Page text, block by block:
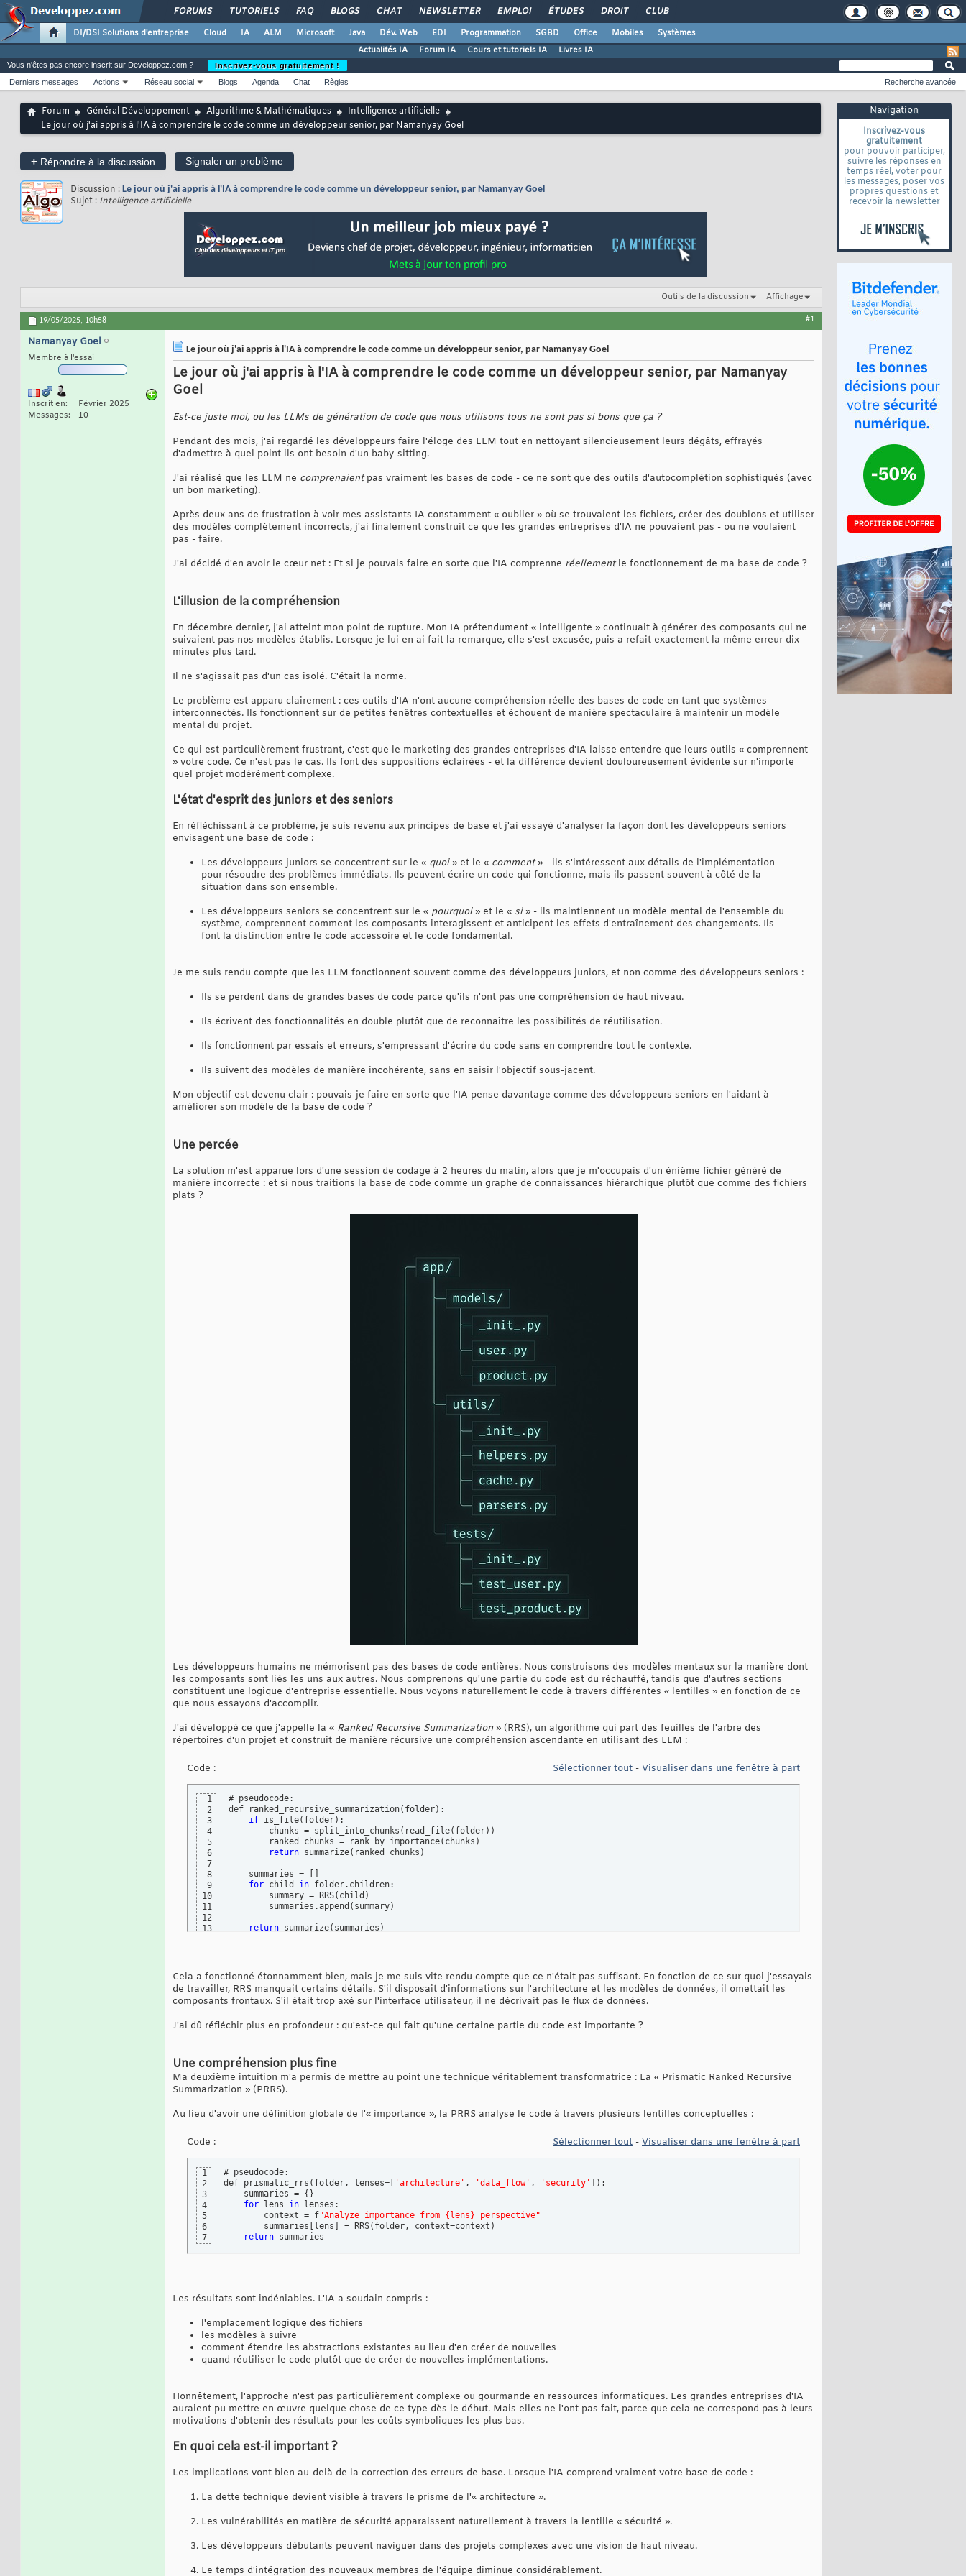
FORUMS TUTORIELS FAQ BLOGS CHAT NEWSLETTER EMPLOI ÉTUDES DROIT CLUB
DI/DSI Solutions d'entreprise Cloud IA ALM Microsoft Java Dév. Web EDI Programmation SGBD Office Mobiles
Systèmes
Actualités IA
Forum IA Cours et tutoriels IA Livres IA
Navigation
Inscrivez-vous
gratuitement
pour pouvoir participer,
suivre les réponses en
temps réel, voter pour
les messages, poser vos
propres questions et
recevoir la newsletter
Vous n'êtes pas encore inscrit sur Developpez.com ?
Inscrivez-vous gratuitement !
Derniers messages
Actions Réseau social Blogs Agenda Chat Règles Recherche avancée
Forum Général Développement Algorithme & Mathématiques
Intelligence artificielle
Le jour où j'ai appris à l'IA à comprendre le code comme un développeur senior, par Namanyay Goel
+ Répondre à la discussion Signaler un problème
Discussion : Le jour où j'ai appris à l'IA à comprendre le code comme un développeur senior, par Namanyay Goel
Sujet : Intelligence artificielle
Outils de la discussion Affichage
19/05/2025, 10h58 #1
Namanyay Goel
Membre à l'essai
Inscrit en
Février 2025
Messages
10
Le jour où j'ai appris à l'IA à comprendre le code comme un développeur senior, par Namanyay Goel
Le jour où j'ai appris à l'IA à comprendre le code comme un développeur senior, par Namanyay
Goel
Est-ce juste moi, ou les LLMs de génération de code que nous utilisons tous ne sont pas si bons que ça ?
Pendant des mois, j'ai regardé les développeurs faire l'éloge des LLM tout en nettoyant silencieusement leurs dégâts, effrayés
d'admettre à quel point ils ont besoin d'un baby-sitting.
J'ai réalisé que les LLM ne comprenaientpas vraiment les bases de code - ce ne sont que des outils d'autocomplétion sophistiqués (avec
un bon marketing).
Après deux ans de frustration à voir mes assistants IA constamment « oublier » où se trouvaient les fichiers, créer des doublons et utiliser
des modèles complètement incorrects, j'ai finalement construit ce que les grandes entreprises d'IA ne pouvaient pas - ou ne voulaient
pas - faire.
J'ai décidé d'en avoir le cœur net : Et si je pouvais faire en sorte que l'IA comprenne réellementle fonctionnement de ma base de code ?
L'illusion de la compréhension
En décembre dernier, j'ai atteint mon point de rupture. Mon IA prétendument « intelligente » continuait à générer des composants qui ne
suivaient pas nos modèles établis. Lorsque je lui en ai fait la remarque, elle s'est excusée, puis a refait exactement la même erreur dix
minutes plus tard.
Il ne s'agissait pas d'un cas isolé. C'était la norme.
Le problème est apparu clairement : ces outils d'IA n'ont aucune compréhension réelle des bases de code en tant que systèmes
interconnectés. Ils fonctionnent sur de petites fenêtres contextuelles et échouent de manière spectaculaire à maintenir un modèle
mental du projet.
Ce qui est particulièrement frustrant, c'est que le marketing des grandes entreprises d'IA laisse entendre que leurs outils « comprennent
» votre code. Ce n'est pas le cas. Ils font des suppositions éclairées - et la différence devient douloureusement évidente sur n'importe
quel projet modérément complexe.
L'état d'esprit des juniors et des seniors
En réfléchissant à ce problème, je suis revenu aux principes de base et j'ai essayé d'analyser la façon dont les développeurs seniors
envisagent une base de code :
Les développeurs juniors se concentrent sur le « quoi» et le « comment» - ils s'intéressent aux détails de l'implémentation
pour résoudre des problèmes immédiats. Ils peuvent écrire un code qui fonctionne, mais ils passent souvent à côté de la
situation dans son ensemble.
Les développeurs seniors se concentrent sur le « pourquoi» et le « si» - ils maintiennent un modèle mental de l'ensemble du
système, comprennent comment les composants interagissent et anticipent les effets d'entraînement des changements. Ils
font la distinction entre le code accessoire et le code fondamental.
Je me suis rendu compte que les LLM fonctionnent souvent comme des développeurs juniors, et non comme des développeurs seniors :
Ils se perdent dans de grandes bases de code parce qu'ils n'ont pas une compréhension de haut niveau.
Ils écrivent des fonctionnalités en double plutôt que de reconnaître les possibilités de réutilisation.
Ils fonctionnent par essais et erreurs, s'empressant d'écrire du code sans en comprendre tout le contexte.
Ils suivent des modèles de manière incohérente, sans en saisir l'objectif sous-jacent.
Mon objectif est devenu clair : pouvais-je faire en sorte que l'IA pense davantage comme des développeurs seniors en l'aidant à
améliorer son modèle de la base de code ?
Une percée
La solution m'est apparue lors d'une session de codage à 2 heures du matin, alors que je m'occupais d'un énième fichier généré de
manière incorrecte : et si nous traitions la base de code comme un graphe de connaissances hiérarchique plutôt que comme des fichiers
plats ?
Les développeurs humains ne mémorisent pas des bases de code entières. Nous construisons des modèles mentaux sur la manière dont
les composants sont liés les uns aux autres. Nous comprenons qu'une partie du code est du réchauffé, tandis que d'autres sections
constituent une logique d'entreprise essentielle. Nous voyons naturellement le code à travers différentes « lentilles » en fonction de ce
que nous essayons d'accomplir.
J'ai développé ce que j'appelle la « Ranked Recursive Summarization» (RRS), un algorithme qui part des feuilles de l'arbre des
répertoires d'un projet et construit de manière récursive une compréhension ascendante en utilisant des LLM :
Code : Sélectionner tout - Visualiser dans une fenêtre à part
1
2
3
4
5
6
7
8
9
10
11
12
13
# pseudocode:
def ranked_recursive_summarization( folder) :
if is_file( folder) :
        chunks = split_into_chunks
( read_file( folder) )
        ranked_chunks = rank_by_importance
( chunks )
return summarize( ranked_chunks )
    summaries =
for child in folder.children:
        summary = RRS
( child )
        summaries.append
( summary)
return summarize( summaries )
Cela a fonctionné étonnamment bien, mais je me suis vite rendu compte que ce n'était pas suffisant. En fonction de ce sur quoi j'essayais
de travailler, RRS manquait certains détails. S'il disposait d'informations sur l'architecture et les modèles de données, il omettait les
composants frontaux. S'il était trop axé sur l'interface utilisateur, il ne décrivait pas le flux de données.
J'ai dû réfléchir plus en profondeur : qu'est-ce qui fait qu'une certaine partie du code est importante ?
Une compréhension plus fine
Ma deuxième intuition m'a permis de mettre au point une technique véritablement transformatrice : La « Prismatic Ranked Recursive
Summarization » (PRRS).
Au lieu d'avoir une définition globale de l'« importance », la PRRS analyse le code à travers plusieurs lentilles conceptuelles :
Code : Sélectionner tout - Visualiser dans une fenêtre à part
1
2
3
4
5
6
7
# pseudocode:
def prismatic_rrs ( folder, lenses= 'architecture' , 'data_flow' , 'security' ) :
    summaries =
{ }
for lens in lenses:
        context = f
"Analyze importance from {lens} perspective"
        summaries
lens = RRS( folder, context=context )
return summaries
Les résultats sont indéniables. L'IA a soudain compris :
l'emplacement logique des fichiers
les modèles à suivre
comment étendre les abstractions existantes au lieu d'en créer de nouvelles
quand réutiliser le code plutôt que de créer de nouvelles implémentations.
Honnêtement, l'approche n'est pas particulièrement complexe ou gourmande en ressources informatiques. Les grandes entreprises d'IA
auraient pu mettre en œuvre quelque chose de ce type dès le début. Mais elles ne l'ont pas fait, parce que cela ne correspond pas à leurs
motivations d'obtenir des résultats pour les coûts symboliques les plus bas.
En quoi cela est-il important ?
Les implications vont bien au-delà de la correction des erreurs de base. Lorsque l'IA comprend vraiment votre base de code :
La dette technique devient visible à travers le prisme de l'« architecture ».
Les vulnérabilités en matière de sécurité apparaissent naturellement à travers la lentille « sécurité ».
Les développeurs débutants peuvent naviguer dans des projets complexes avec une vision de haut niveau.
Le temps d'intégration des nouveaux membres de l'équipe diminue considérablement.